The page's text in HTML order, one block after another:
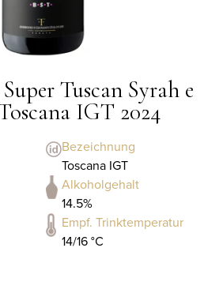
Tuscan Syrah e
IGT 2024
Bezeichnung
Toscana IGT
Alkoholgehalt
14.5%
Empf. Trinktemperatur
14/16 °C